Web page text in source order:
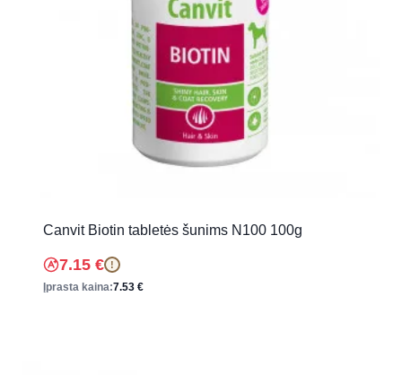
Canvit Biotin tabletės šunims N100 100g
7.15 € !
Įprasta kaina:7.53 €